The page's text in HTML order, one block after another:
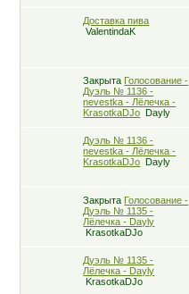
Доставка пива
ValentindaK
Закрыта Голосование -
Дуэль № 1136 -
nevestka - Лёлечка -
KrasotkaDJo Dayly
Дуэль № 1136 -
nevestka - Лёлечка -
KrasotkaDJo Dayly
Закрыта Голосование -
Дуэль № 1135 -
Лёлечка - Dayly
KrasotkaDJo
Дуэль № 1135 -
Лёлечка - Dayly
KrasotkaDJo